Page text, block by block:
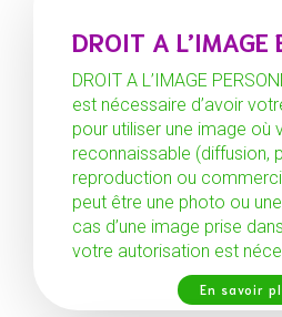
DROIT A L’IMAGE
DROIT A L’IMAGE
est nécessaire d’avoir
pour utiliser une image où
reconnaissable (diffusion,
reproduction ou
peut être une photo ou
cas d’une image prise
votre autorisation est
En savoir